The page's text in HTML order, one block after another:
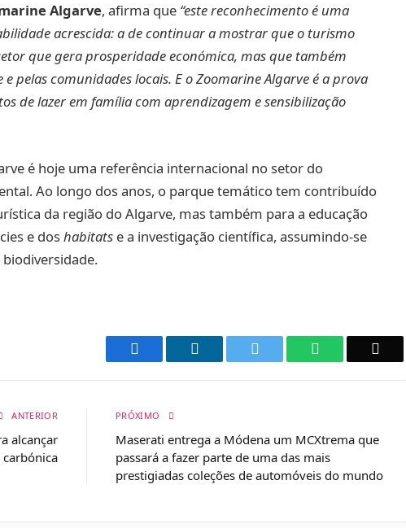
Algarve, afirma que “este reconhecimento é uma
acrescida: a de continuar a mostrar que o turismo
que gera prosperidade económica, mas que também
pelas comunidades locais. E o Zoomarine Algarve é a prova
de lazer em família com aprendizagem e sensibilização
é hoje uma referência internacional no setor do
Ao longo dos anos, o parque temático tem contribuído
da região do Algarve, mas também para a educação
e doshabitats e a investigação científica, assumindo-se
Facebook LinkedIn WhatsApp
ANTERIOR
alcançar
PRÓXIMO
Maserati entrega a Módena um MCXtrema que
passará a fazer parte de uma das mais
prestigiadas coleções de automóveis do mundo